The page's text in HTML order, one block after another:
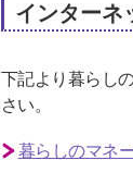
インターネ
下記より暮らし
さい。
暮らしのマネ